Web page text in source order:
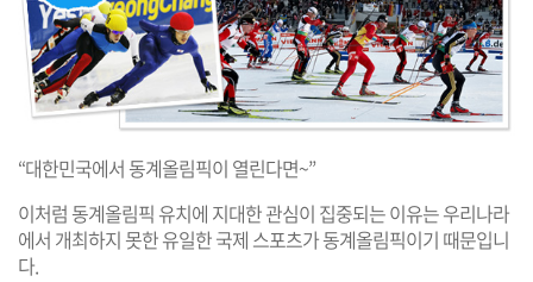
“대한민국에서 동계올림픽이 열린다면~”
이처럼 동계올림픽 유치에 지대한 관심이 집중되는 이유는 우리나라
에서 개최하지 못한 유일한 국제 스포츠가 동계올림픽이기 때문입니
다.